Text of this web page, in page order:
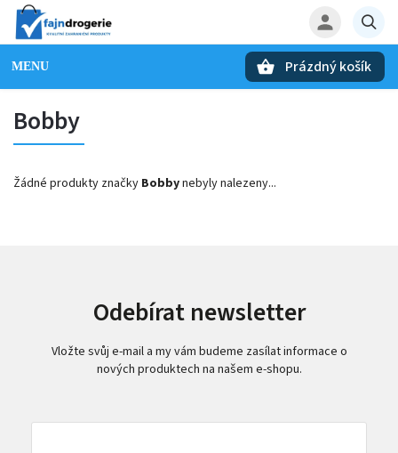
Prázdný košík
Bobby
Žádné produkty značky Bobbynebyly nalezeny...
Odebírat newsletter
Vložte svůj e-mail a my vám budeme zasílat informace o
nových produktech na našem e-shopu.